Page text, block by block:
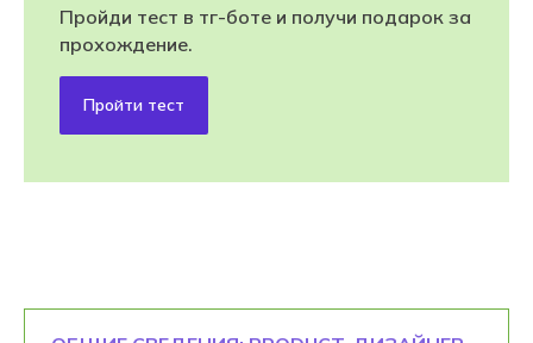
Пройди тест в тг-боте и получи подарок за
прохождение.
Пройти тест